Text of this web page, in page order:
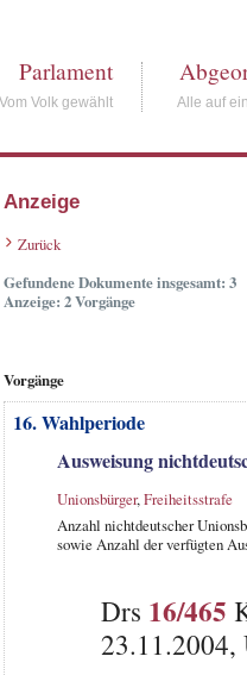
Parlament
Vom Volk gewählt Alle auf
Anzeige
Zurück
Gefundene Dokumente insgesamt: 3
Anzeige: 2 Vorgänge
Vorgänge
16. Wahlperiode
Ausweisung
Unionsbürger,Freiheitsstrafe
Anzahl nichtdeutscher
sowie Anzahl der verfügten
Drs 16/465
23.11.2004,